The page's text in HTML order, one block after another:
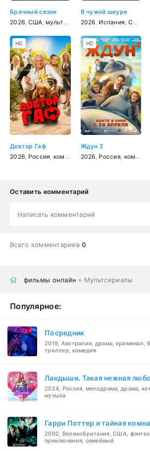
Брачный сезон
2026 США мультфильм ,мелодрама,комедия
В чужой шкуре
2026 Испания США
Доктор Гаф
2026 Россия комедия ,фэнтези,семейный
HD
Ждун 2
2026 Россия комедия
HD
Оставить комментарий
Написать комментарий
Всего комментариев0
фильмы онлайн » Мультсериалы
Популярное:
Посредник
2019, Австралия, драма, криминал,
триллер, комедия
Ландыши. Такая нежная
2024, Россия, мелодрама, драма,
музыка
Гарри Поттер и тайная
2002, Великобритания, США,
приключения, семейный